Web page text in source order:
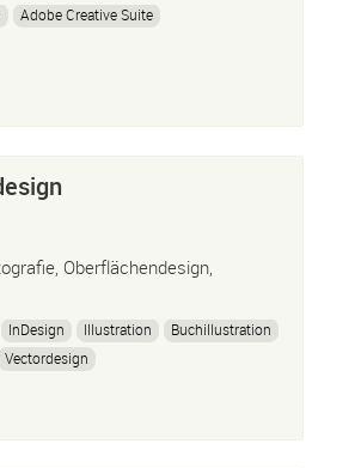
Adobe Creative Suite
Oberflächendesign,
InDesign Illustration
Buchillustration
Vectordesign